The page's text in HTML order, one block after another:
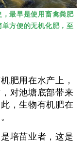
最早是使用畜禽粪肥
方便的无机化肥，至
肥用在水产上，
对池塘底部带来
，生物有机肥在
培苗业者，这是